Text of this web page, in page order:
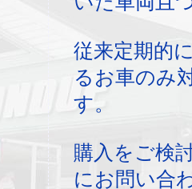
従来定期的
るお車のみ
す。
購入をご検
にお問い合